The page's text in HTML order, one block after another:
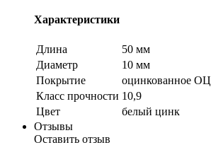
Характеристики
Длина
50 мм
Диаметр
10 мм
Покрытие
оцинкованное ОЦ
Класс прочности 10,9
Цвет
белый цинк
Отзывы
Оставить отзыв